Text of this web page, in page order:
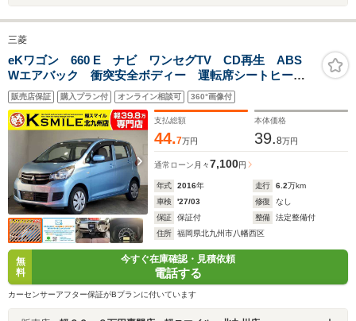
三菱
eKワゴン 660 E ナビ ワンセグTV CD再生 ABS
Wエアバック 衝突安全ボディー 運転席シートヒータ
ー ベンチシート キーレスエントリー
販売店保証 購入プラン付 オンライン相談可 360°画像付
支払総額
44.7万円
本体価格
39.8万円
通常ローン 月々7,100円
年式 2016年 走行 6.2万km
車検
'27/03 修復
なし
保証
保証付 整備
法定整備付
住所
福岡県北九州市八幡西区
無
料
今すぐ在庫確認・見積依頼
電話する
カーセンサーアフター保証がBプランに付いています